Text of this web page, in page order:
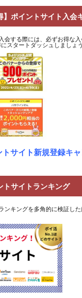
】ポイントサイト入会
会する際には、必ずお得な
スタートダッシュしましょ
トサイト新規登録キ
トサイトランキング
ンキングを多角的に検証し